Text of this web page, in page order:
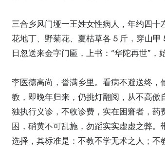
三合乡风门垭一王姓女性病人，年约四
花地丁、野菊花、夏枯草各 5 斤，穿山
日忽送来金字门匾，上书：“华陀再世”，
李医德高尚，誉满乡里。看病不避送终
教，即晚年归来，仍挑灯翻阅，从不高
独执行义诊，不收诊费，实在困窘者，
困，硝黄不可乱施，勿蹈实实虚虚之弊
选择，其标准是：不教不学无术之人；不